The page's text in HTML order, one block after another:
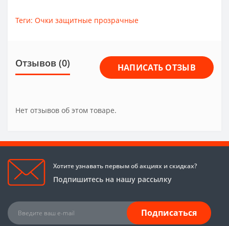
Теги: Очки защитные прозрачные
Отзывов (0) НАПИСАТЬ ОТЗЫВ
Нет отзывов об этом товаре.
Хотите узнавать первым об акциях и скидках?
Подпишитесь на нашу рассылку
Подписаться